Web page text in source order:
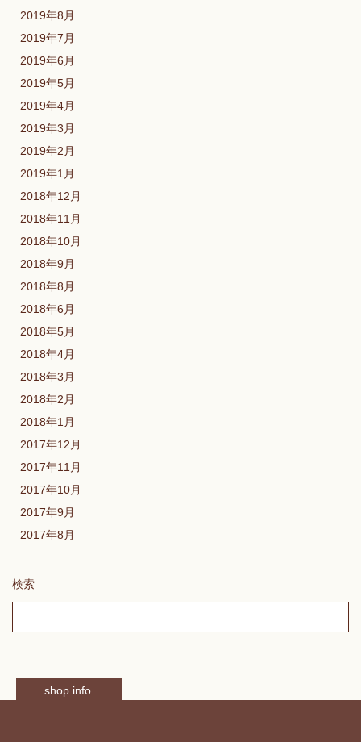
2019年8月
2019年7月
2019年6月
2019年5月
2019年4月
2019年3月
2019年2月
2019年1月
2018年12月
2018年11月
2018年10月
2018年9月
2018年8月
2018年6月
2018年5月
2018年4月
2018年3月
2018年2月
2018年1月
2017年12月
2017年11月
2017年10月
2017年9月
2017年8月
検索
shop info.